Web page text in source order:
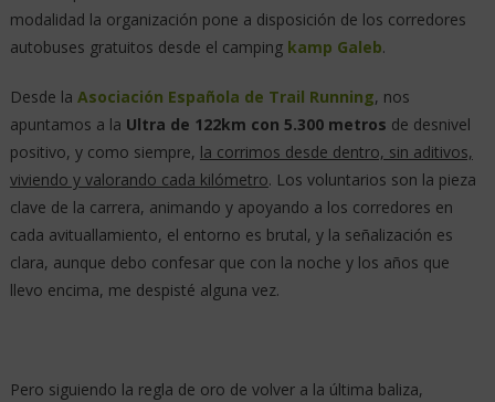
modalidad la organización pone a disposición de los corredores
autobuses gratuitos desde el camping kamp Galeb.
Desde la Asociación Española de Trail Running, nos
apuntamos a la Ultra de 122km con 5.300 metros de desnivel
positivo, y como siempre, la corrimos desde dentro, sin aditivos,
viviendo y valorando cada kilómetro. Los voluntarios son la pieza
clave de la carrera, animando y apoyando a los corredores en
cada avituallamiento, el entorno es brutal, y la señalización es
clara, aunque debo confesar que con la noche y los años que
llevo encima, me despisté alguna vez.
Pero siguiendo la regla de oro de volver a la última baliza,